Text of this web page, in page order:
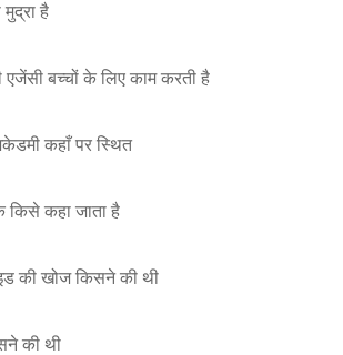
है
बच्चों के लिए काम करती है
कहाँ पर स्थित
किसे कहा जाता है
की खोज किसने की थी
की थी